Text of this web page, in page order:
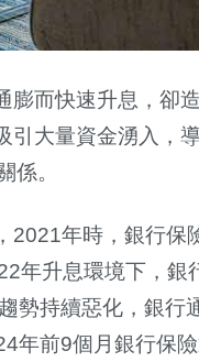
膨而快速升息，卻
大量資金湧入，
係。
年時，銀行保
年升息環境下，
勢持續惡化，銀行
年前9個月銀行保